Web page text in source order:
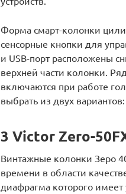
Форма смарт-колонки
сенсорные кнопки для
и USB-порт расположены
верхней части колонки.
включаются при работе
выбрать из двух
3 Victor Zero-
Винтажные колонки Зеро
времени в области
диафрагма которого